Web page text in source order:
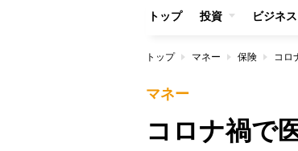
トップ 投資 ビジネス
トップ マネー 保険 コロ
マネー
コロナ禍で